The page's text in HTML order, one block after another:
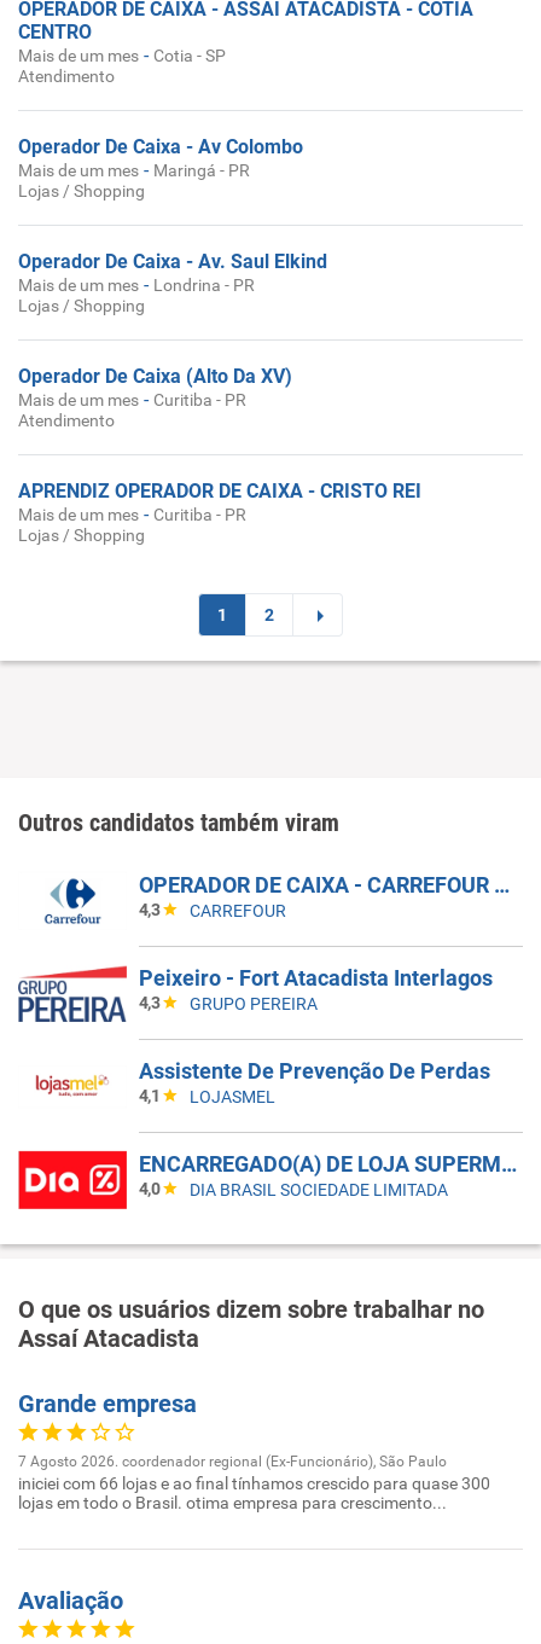
OPERADOR DE CAIXA - ASSAÍ ATACADISTA - COTIA
CENTRO
Mais de um mes - Cotia - SP
Atendimento
Operador De Caixa - Av Colombo
Mais de um mes - Maringá - PR
Lojas / Shopping
Operador De Caixa - Av. Saul Elkind
Mais de um mes - Londrina - PR
Lojas / Shopping
Operador De Caixa (Alto Da XV)
Mais de um mes - Curitiba - PR
Atendimento
APRENDIZ OPERADOR DE CAIXA - CRISTO REI
Mais de um mes - Curitiba - PR
Lojas / Shopping
1 2
Outros candidatos também viram
OPERADOR DE CAIXA - CARREFOUR RECIFE
4,3 CARREFOUR
Peixeiro - Fort Atacadista Interlagos
4,3 GRUPO PEREIRA
Assistente De Prevenção De Perdas
4,1 LOJASMEL
ENCARREGADO(A) DE LOJA SUPERMERCADO - CAMPINAS/SP
4,0 DIA BRASIL SOCIEDADE LIMITADA
O que os usuários dizem sobre trabalhar no
Assaí Atacadista
Grande empresa
7 Agosto 2026. coordenador regional (Ex-Funcionário), São Paulo
iniciei com 66 lojas e ao final tínhamos crescido para quase 300
lojas em todo o Brasil. otima empresa para crescimento...
Avaliação